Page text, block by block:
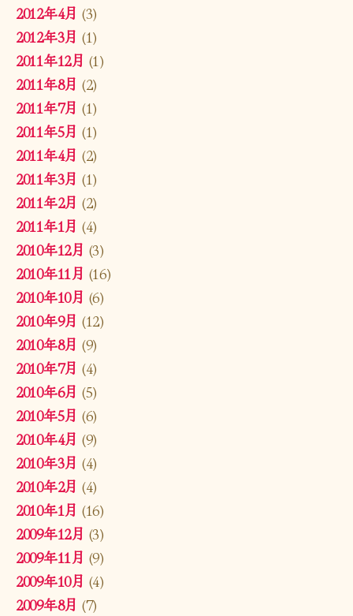
2012年4月 (3)
2012年3月 (1)
2011年12月 (1)
2011年8月 (2)
2011年7月 (1)
2011年5月 (1)
2011年4月 (2)
2011年3月 (1)
2011年2月 (2)
2011年1月 (4)
2010年12月 (3)
2010年11月 (16)
2010年10月 (6)
2010年9月 (12)
2010年8月 (9)
2010年7月 (4)
2010年6月 (5)
2010年5月 (6)
2010年4月 (9)
2010年3月 (4)
2010年2月 (4)
2010年1月 (16)
2009年12月 (3)
2009年11月 (9)
2009年10月 (4)
2009年8月 (7)